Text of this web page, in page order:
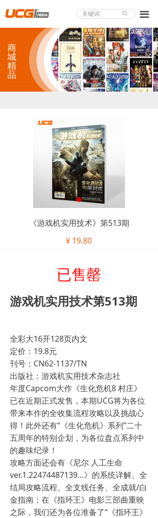
끀
About UCG
游戏评测
业界论道
个人中心
ꄙ
已售罄
游戏机实用技术第513期
全彩大16开128页内文
定价：19.8元
刊号：CN62-1137/TN
出版社：游戏机实用技术杂志社
年度Capcom大作《生化危机8 村庄》
已在近期正式发售，本期UCG将为各位
带来本作的全收集流程攻略以及挑战心
得！此外还有“《生化危机》系列”二十
五周年的特别企划，为各位盘点系列中
的趣味纪录！
攻略方面还会有《尼尔 人工生命
ver.1.22474487139…》的系统详解、全
结局攻略流程、全支线任务、全成就/白
金指南；在《指环王》电影三部曲重映
之际，我们还为各位准备了“《指环王》
《游戏机实用技术》第513期
¥ 19.80
商
城
精
品